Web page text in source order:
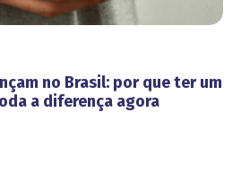
no Brasil: por que ter um
a diferença agora